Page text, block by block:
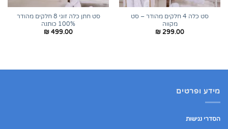
סט כלה 4 חלקים מהודר – סט
מקווה
₪ 299.00
סט חתן כלה זוגי 8 חלקים מהודר
100% כותנה
₪ 499.00
מידע ופרטים
הסדרי נגישות